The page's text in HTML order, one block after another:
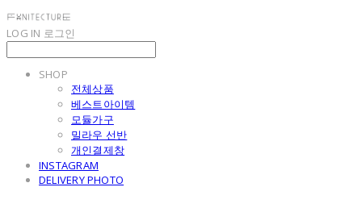
LOG IN 로그인
SHOP
전체상품
베스트아이템
모듈가구
밀라우 선반
개인결제창
INSTAGRAM
DELIVERY PHOTO